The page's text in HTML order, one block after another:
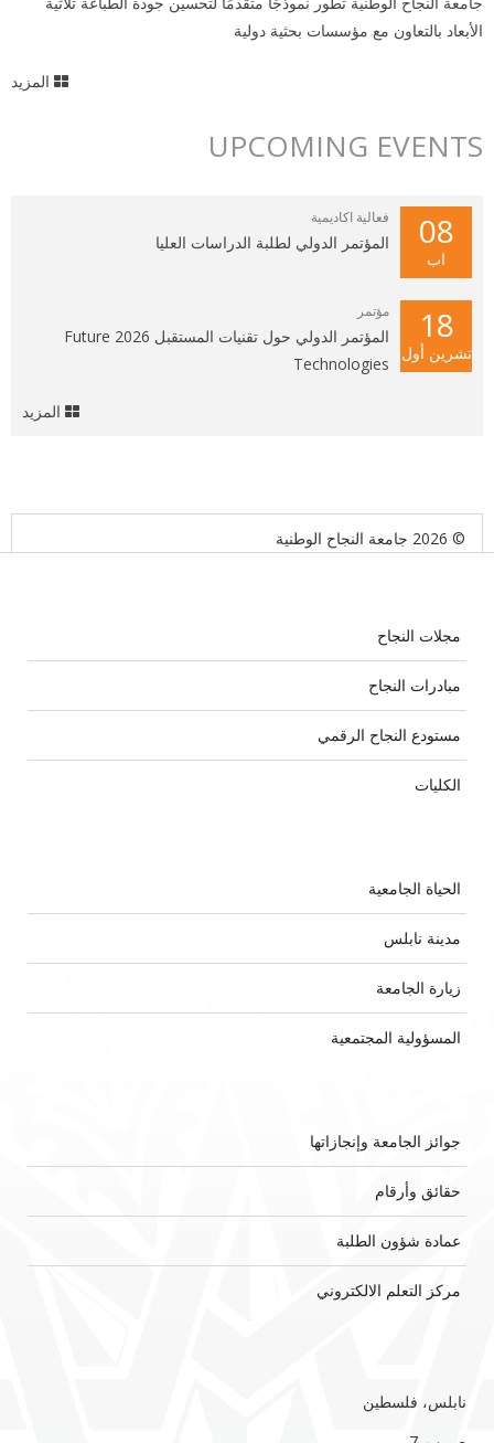
الأبعاد بالتعاون مع مؤسسات بحثية دولية
المزيد
UPCOMING EVENTS
08
اب
فعالية اكاديمية
المؤتمر الدولي لطلبة الدراسات العليا
18
تشرين أول
مؤتمر
المؤتمر الدولي حول تقنيات المستقبل 2026 Future
Technologies
المزيد
© 2026 جامعة النجاح الوطنية
مجلات النجاح
مبادرات النجاح
مستودع النجاح الرقمي
الكليات
الحياة الجامعية
مدينة نابلس
زيارة الجامعة
المسؤولية المجتمعية
جوائز الجامعة وإنجازاتها
حقائق وأرقام
عمادة شؤون الطلبة
مركز التعلم الالكتروني
نابلس، فلسطين